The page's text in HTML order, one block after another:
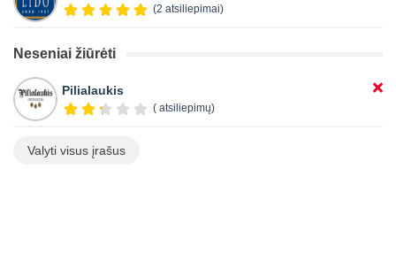
(2 atsiliepimai)
Neseniai žiūrėti
Pilialaukis
( atsiliepimų)
Valyti visus įrašus